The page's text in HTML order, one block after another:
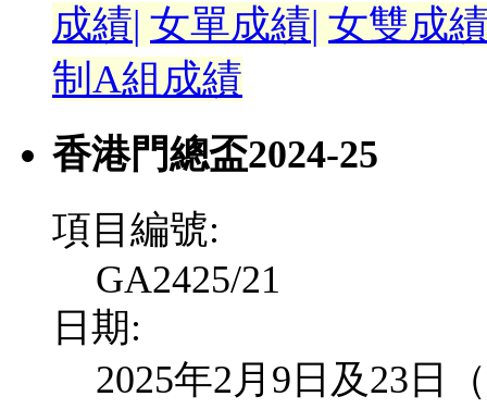
成績| 女單成績| 女雙成
制A組成績
香港門總盃2024-25
項目編號:
GA2425/21
日期:
2025年2月9日及23日